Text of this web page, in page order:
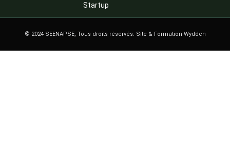
Startup
© 2024 SEENAPSE, Tous droits réservés. Site & Formation Wydden